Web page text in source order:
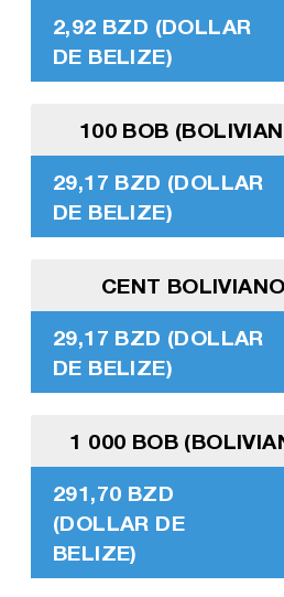
2,92 BZD (DOLLAR
DE BELIZE)
100 BOB
29,17 BZD (DOLLAR
DE BELIZE)
CENT
29,17 BZD (DOLLAR
DE BELIZE)
1 000 BOB
291,70 BZD
(DOLLAR DE
BELIZE)